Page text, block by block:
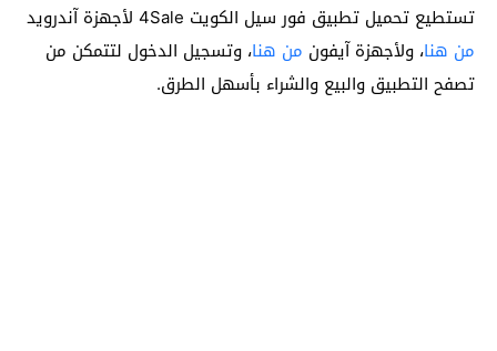
تستطيع تحميل تطبيق فور سيل الكويت 4Sale لأجهزة آندرويد
من هنا، ولأجهزة آيفون من هنا، وتسجيل الدخول لتتمكن من
تصفح التطبيق والبيع والشراء بأسهل الطرق.